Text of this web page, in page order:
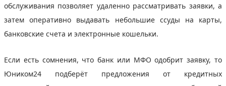
обслуживания позволяет удаленно рассматривать заявки, а
затем оперативно выдавать небольшие ссуды на карты,
банковские счета и электронные кошельки.
Если есть сомнения, что банк или МФО одобрит заявку, то
Юником24 подберёт предложения от кредитных